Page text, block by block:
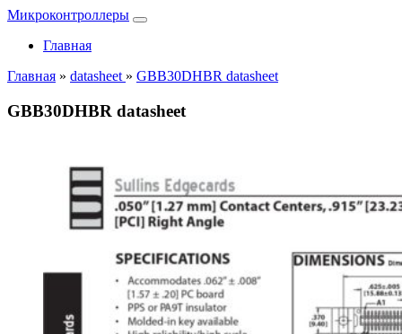
Микроконтроллеры
Главная
Главная » datasheet » GBB30DHBR datasheet
GBB30DHBR datasheet